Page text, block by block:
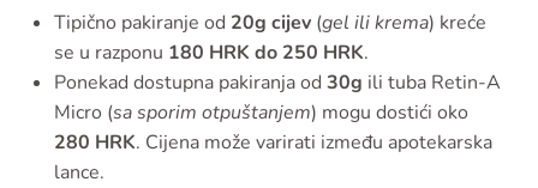
Tipično pakiranje od 20g cijev (gel ili krema) kreće
se u razponu 180 HRK do 250 HRK.
Ponekad dostupna pakiranja od 30g ili tuba Retin-A
Micro (sa sporim otpuštanjem) mogu dostići oko
280 HRK. Cijena može varirati između apotekarska
lance.